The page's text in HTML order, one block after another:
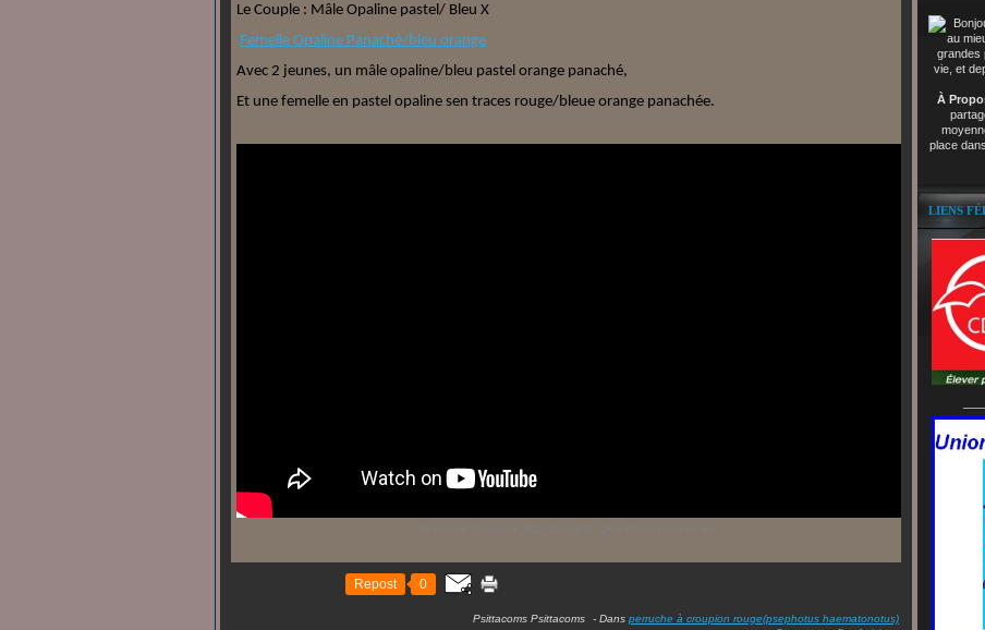
Le Couple : Mâle Opaline pastel/ Bleu X
Femelle Opaline Panaché/bleu orange
Avec 2 jeunes, un mâle opaline/bleu pastel orange panaché,
Et une femelle en pastel opaline sen traces rouge/bleue orange panachée.
Repost 0
Psittacoms Psittacoms - Dans perruche à croupion rouge(psephotus haematonotus)
À
place
LIENS